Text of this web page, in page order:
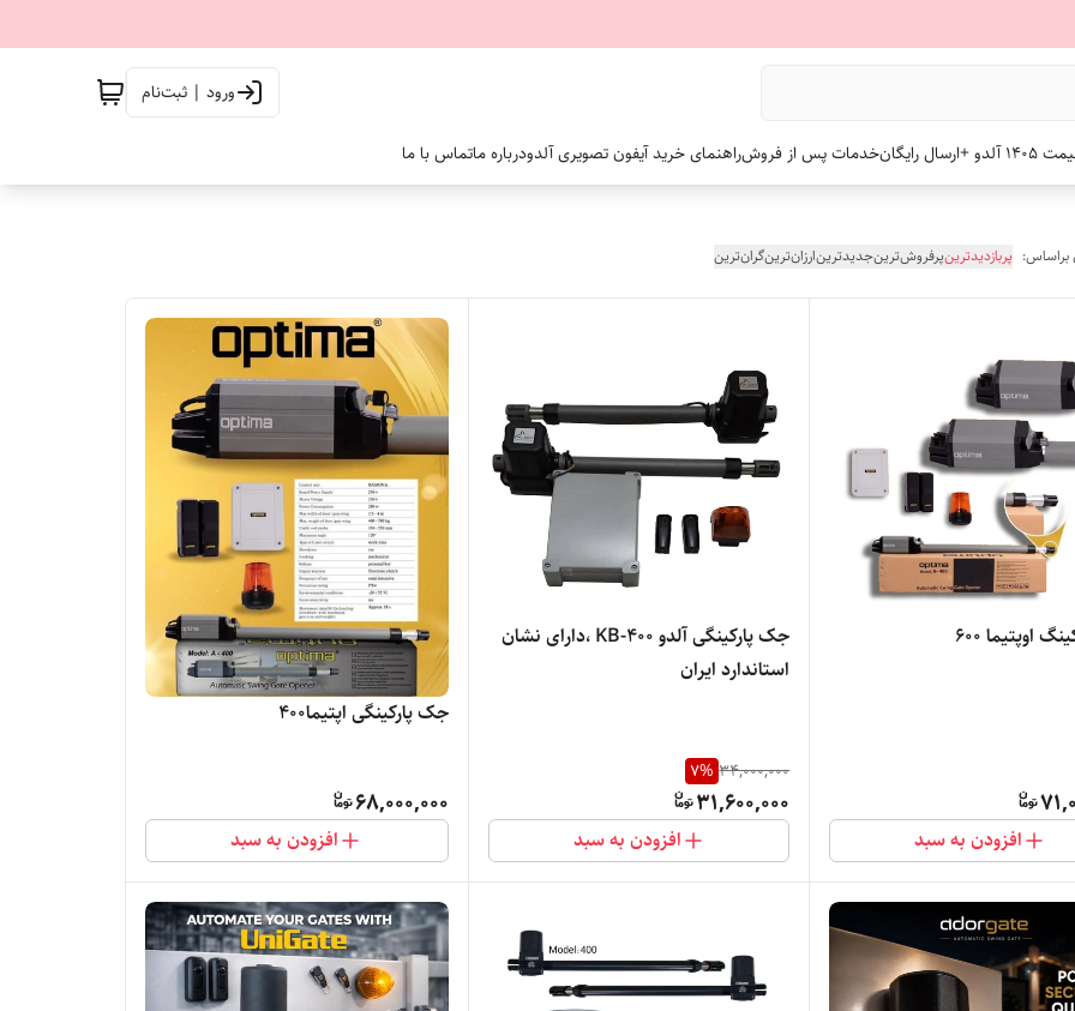
ورود | ثبت‌نام
رایگان خدمات پس از فروشراهنمای خرید آیفون تصویری آلدودرباره ماتماس با ما
پربازدیدترینپرفروش‌ترینجدیدترینارزان‌ترینگران‌ترین
اوپتیما 600
افزودن به سبد
جک پارکینگی آلدو KB-400 ،دارای نشان
استاندارد ایران
34,000,000
7%
31,600,000
افزودن به سبد
جک پارکینگی اپتیما۴۰۰
68,000,000
افزودن به سبد